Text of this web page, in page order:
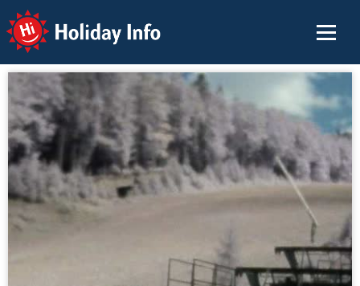
Holiday Info